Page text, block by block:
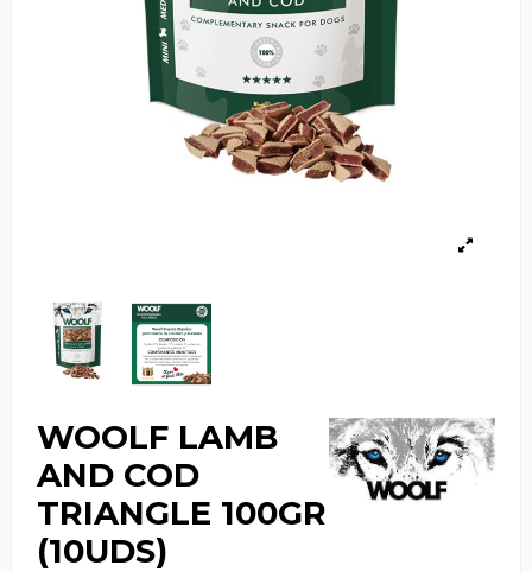
WOOLF LAMB
AND COD
TRIANGLE 100GR
(10UDS)